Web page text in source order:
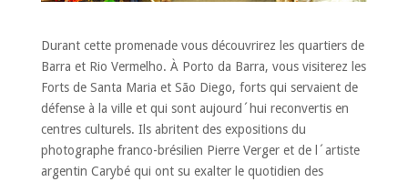
Durant cette promenade vous découvrirez les quartiers de
Barra et Rio Vermelho. À Porto da Barra, vous visiterez les
Forts de Santa Maria et São Diego, forts qui servaient de
défense à la ville et qui sont aujourd´hui reconvertis en
centres culturels. Ils abritent des expositions du
photographe franco-brésilien Pierre Verger et de l´artiste
argentin Carybé qui ont su exalter le quotidien des